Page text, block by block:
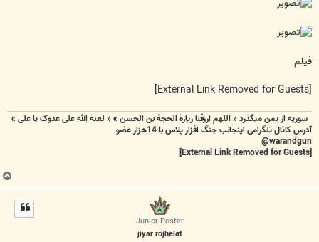
فیلم
[External Link Removed for Guests]
سوریه از یمن میگذرد « اللهم ارزقنا زيارة الحجة بن الحسن » « لعنة الله علی عدوک یا علی »
آدرس کاتال تلگرامی اینجانب جنگ افزار پلاس با 14هزار عضو
warandgun@
[External Link Removed for Guests]
Junior Poster
jiyar rojhelat